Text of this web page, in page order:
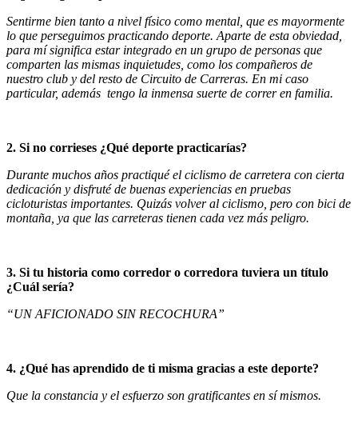
Sentirme bien tanto a nivel físico como mental, que es mayormente
lo que perseguimos practicando deporte. Aparte de esta obviedad,
para mí significa estar integrado en un grupo de personas que
comparten las mismas inquietudes, como los compañeros de
nuestro club y del resto de Circuito de Carreras. En mi caso
particular, además tengo la inmensa suerte de correr en familia.
2. Si no corrieses ¿Qué deporte practicarías?
Durante muchos años practiqué el ciclismo de carretera con cierta
dedicación y disfruté de buenas experiencias en pruebas
cicloturistas importantes. Quizás volver al ciclismo, pero con bici de
montaña, ya que las carreteras tienen cada vez más peligro.
3. Si tu historia como corredor o corredora tuviera un título
¿Cuál sería?
“UN AFICIONADO SIN RECOCHURA”
4. ¿Qué has aprendido de ti misma gracias a este deporte?
Que la constancia y el esfuerzo son gratificantes en sí mismos.